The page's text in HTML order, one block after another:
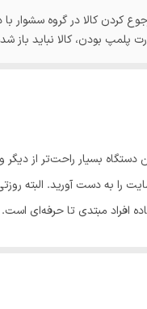
کردن کالا در گروه سشوار با
پلمپ بودن، کالا نباید باز
دستگاه بسیار راحت‌تر از
را به دست آورید. البته